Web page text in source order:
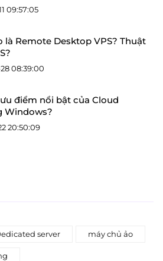
09:57:05
là Remote Desktop VPS? Thuật
08:39:00
điểm nổi bật của Cloud
Windows?
20:50:09
server máy chủ ảo